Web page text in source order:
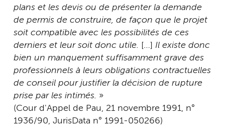
plans et les devis ou de présenter la demande
de permis de construire, de façon que le projet
soit compatible avec les possibilités de ces
derniers et leur soit donc utile.
[…] Il existe donc
bien un manquement suffisamment grave des
professionnels à leurs obligations contractuelles
de conseil pour justifier la décision de rupture
prise par les intimés. »
(Cour d'Appel de Pau, 21 novembre 1991, n°
1936/90, JurisData n° 1991-050266)